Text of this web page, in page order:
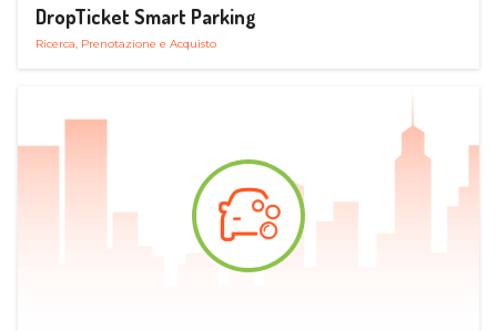
DropTicket Smart Parking
Ricerca, Prenotazione e Acquisto